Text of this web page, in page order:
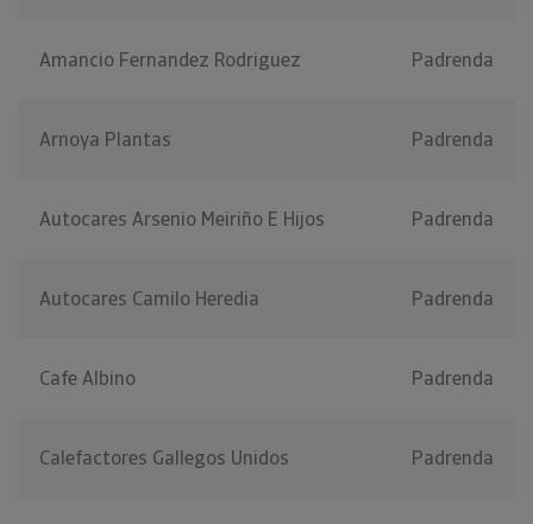
Amancio Fernandez Rodriguez Padrenda
Arnoya Plantas Padrenda
Autocares Arsenio Meiriño E Hijos Padrenda
Autocares Camilo Heredia Padrenda
Cafe Albino Padrenda
Calefactores Gallegos Unidos Padrenda